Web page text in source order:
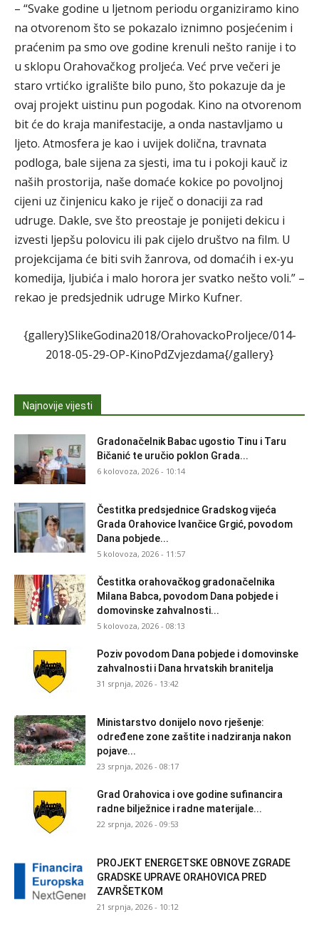
– “Svake godine u ljetnom periodu organiziramo kino
na otvorenom što se pokazalo iznimno posjećenim i
praćenim pa smo ove godine krenuli nešto ranije i to
u sklopu Orahovačkog proljeća. Već prve večeri je
staro vrtićko igralište bilo puno, što pokazuje da je
ovaj projekt uistinu pun pogodak. Kino na otvorenom
bit će do kraja manifestacije, a onda nastavljamo u
ljeto. Atmosfera je kao i uvijek dolična, travnata
podloga, bale sijena za sjesti, ima tu i pokoji kauč iz
naših prostorija, naše domaće kokice po povoljnoj
cijeni uz činjenicu kako je riječ o donaciji za rad
udruge. Dakle, sve što preostaje je ponijeti dekicu i
izvesti ljepšu polovicu ili pak cijelo društvo na film. U
projekcijama će biti svih žanrova, od domaćih i ex-yu
komedija, ljubića i malo horora jer svatko nešto voli.” –
rekao je predsjednik udruge Mirko Kufner.
{gallery}SlikeGodina2018/OrahovackoProljece/014-
2018-05-29-OP-KinoPdZvjezdama{/gallery}
Najnovije vijesti
Gradonačelnik Babac ugostio Tinu i Taru
Bičanić te uručio poklon Grada...
6 kolovoza, 2026 - 10:14
Čestitka predsjednice Gradskog vijeća
Grada Orahovice Ivančice Grgić, povodom
Dana pobjede...
5 kolovoza, 2026 - 11:57
Čestitka orahovačkog gradonačelnika
Milana Babca, povodom Dana pobjede i
domovinske zahvalnosti...
5 kolovoza, 2026 - 08:13
Poziv povodom Dana pobjede i domovinske
zahvalnosti i Dana hrvatskih branitelja
31 srpnja, 2026 - 13:42
Ministarstvo donijelo novo rješenje:
određene zone zaštite i nadziranja nakon
pojave...
23 srpnja, 2026 - 08:17
Grad Orahovica i ove godine sufinancira
radne bilježnice i radne materijale...
22 srpnja, 2026 - 09:53
PROJEKT ENERGETSKE OBNOVE ZGRADE
GRADSKE UPRAVE ORAHOVICA PRED
ZAVRŠETKOM
21 srpnja, 2026 - 10:12